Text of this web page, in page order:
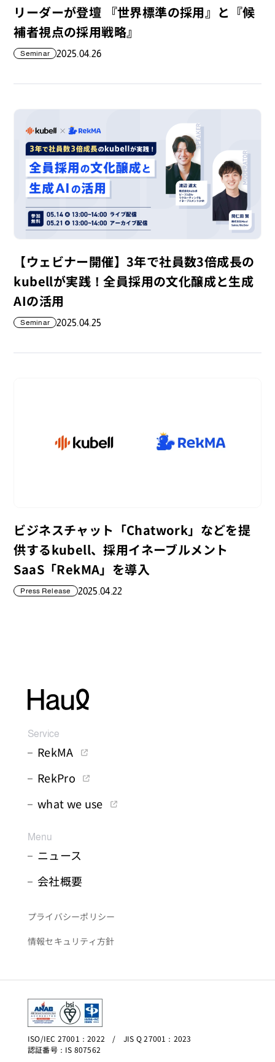
リーダーが登壇 『世界標準の採用』と『候
補者視点の採用戦略』
Seminar 2025.04.26
【ウェビナー開催】3年で社員数3倍成長の
kubellが実践！全員採用の文化醸成と生成
AIの活用
Seminar 2025.04.25
ビジネスチャット「Chatwork」などを提
供するkubell、採用イネーブルメント
SaaS「RekMA」を導入
Press Release 2025.04.22
Service
RekMA
RekPro
what we use
Menu
ニュース
会社概要
プライバシーポリシー
情報セキュリティ方針
ISO/IEC 27001：2022 / JIS Q 27001：2023
認証番号：IS 807562